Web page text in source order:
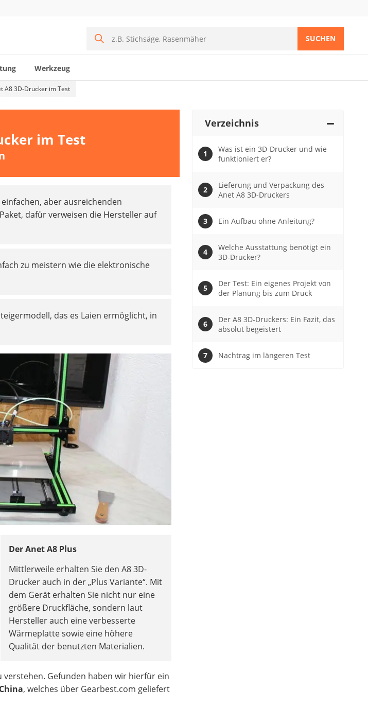
SUCHEN
Werkzeug
A8 3D-Drucker im Test
im Test
aber ausreichenden
dafür verweisen die Hersteller auf
zu meistern wie die elektronische
das es Laien ermöglicht, in
Der Anet A8 Plus
Mittlerweile erhalten Sie den A8 3D-
Drucker auch in der „Plus Variante“. Mit
dem Gerät erhalten Sie nicht nur eine
größere Druckfläche, sondern laut
Hersteller auch eine verbesserte
Wärmeplatte sowie eine höhere
Qualität der benutzten Materialien.
Gefunden haben wir hierfür ein
, welches über Gearbest.com geliefert
Verzeichnis
Was ist ein 3D-Drucker und wie
funktioniert er?
Lieferung und Verpackung des
Anet A8 3D-Druckers
Ein Aufbau ohne Anleitung?
Welche Ausstattung benötigt ein
3D-Drucker?
Der Test: Ein eigenes Projekt von
der Planung bis zum Druck
Der A8 3D-Druckers: Ein Fazit, das
absolut begeistert
Nachtrag im längeren Test